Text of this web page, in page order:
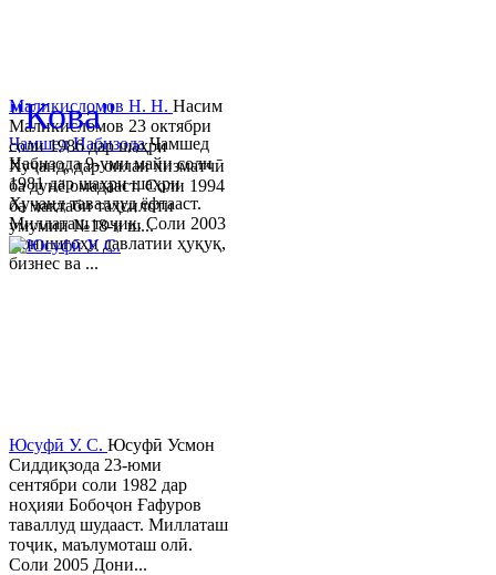
Ҷамшед НабизодаҶамшед
Набизода 9-уми майи соли
1981 дар шаҳри шаҳри
Хуҷанд таваллуд ёфтааст.
Миллаташ тоҷик. Соли 2003
Донишгоҳи давлатии ҳуқуқ,
бизнес ва ...
Маликисломов Н. Н. Насим
Маликисломов 23 октябри
соли 1986 дар шаҳри
Хуҷанд, дар оилаи хизматчӣ
ба дунё омадааст. Соли 1994
ба мактаби таҳсилоти
умумии №18-и ш...
Юсуфӣ У. C. Юсуфӣ Усмон
Сиддиқзода 23-юми
сентябри соли 1982 дар
ноҳияи Бобоҷон Ғафуров
таваллуд шудааст. Миллаташ
тоҷик, маълумоташ олӣ.
Соли 2005 Дони...
"Кова"